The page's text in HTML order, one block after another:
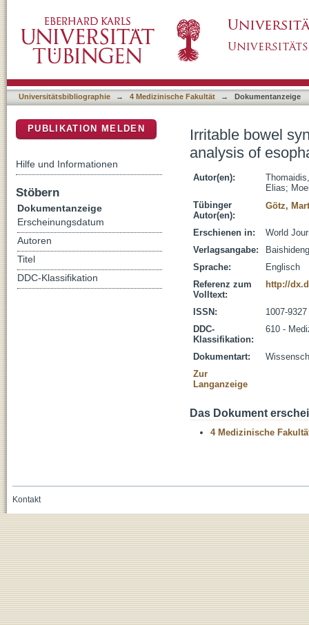
Universitätsbibliographie → 4 Medizinische Fakultät → Dokumentanzeige
Irritable bowel
analysis of
Autor(en):
Elias;
Tübinger
Autor(en):
Götz,
Erschienen in:
World
Verlagsangabe:
Sprache:
Englisch
Referenz zum
Volltext:
http://
ISSN:
1007-9327
DDC-
Klassifikation:
610 -
Dokumentart:
Zur
Langanzeige
Das Dokument
4 Medizinische
PUBLIKATION MELDEN
Hilfe und Informationen
Stöbern
Dokumentanzeige
Erscheinungsdatum
Autoren
Titel
DDC-Klassifikation
Kontakt